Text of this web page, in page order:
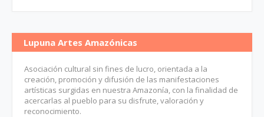
Lupuna Artes Amazónicas
Asociación cultural sin fines de lucro, orientada a la
creación, promoción y difusión de las manifestaciones
artísticas surgidas en nuestra Amazonía, con la finalidad de
acercarlas al pueblo para su disfrute, valoración y
reconocimiento.